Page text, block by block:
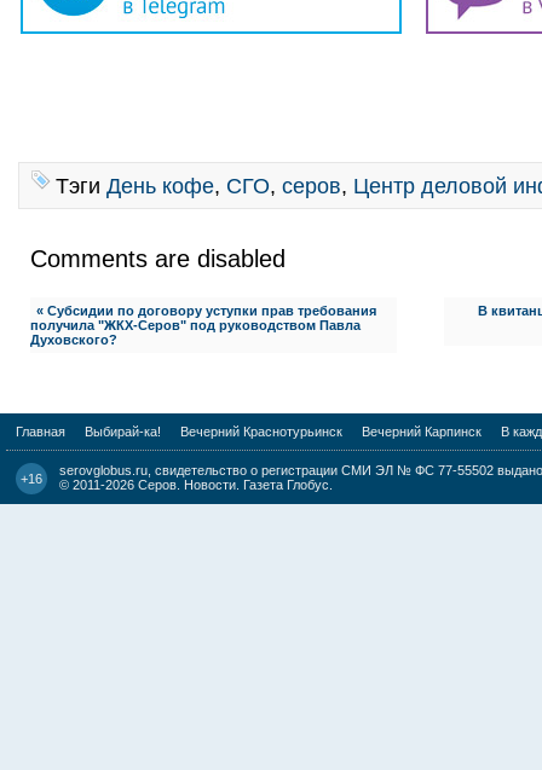
Тэги День кофе, СГО, серов, Центр деловой
Comments are disabled
« Субсидии по договору уступки прав требования
получила "ЖКХ-Серов" под руководством Павла
Духовского?
В
Главная Выбирай-ка! Вечерний Краснотурьинск Вечерний Карпинск В
+16
serovglobus.ru, свидетельство о регистрации СМИ ЭЛ № ФС 77-55502
© 2011-2026 Серов. Новости. Газета Глобус